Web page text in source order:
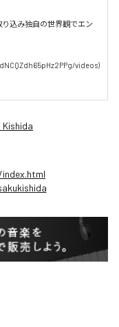
込み独自の世界観でエン
videos)
Kishida